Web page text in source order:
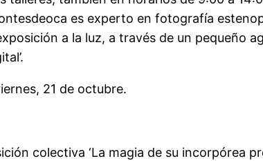
es experto en fotografía
a la luz, a través de un pequeño
21 de octubre.
colectiva ‘La magia de su incorpórea